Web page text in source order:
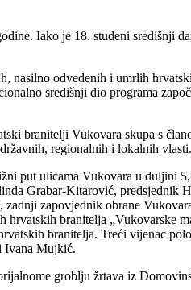
Iako je 18. studeni središnji
odvedenih i umrlih
središnji dio programa
branitelji Vukovara skupa s
regionalnih i lokalnih vlasti.
put ulicama Vukovara u duljini
Grabar-Kitarović, predsjednik
zapovjednik obrane
branitelja
branitelja. Treći vijenac
Ivana Mujkić.
groblju žrtava iz